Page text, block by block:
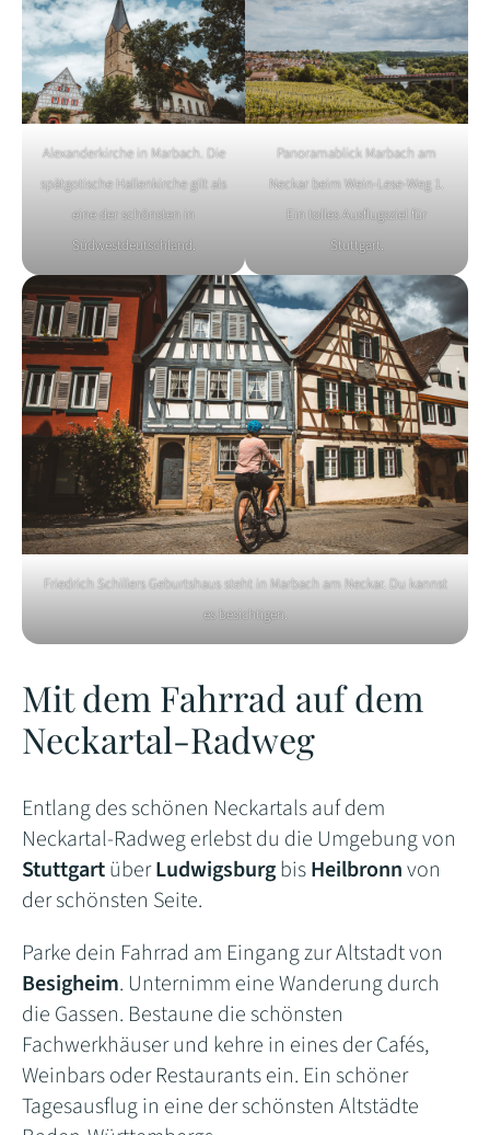
Alexanderkirche in Marbach. Die
spätgotische Hallenkirche gilt als
eine der schönsten in
Südwestdeutschland.
Panoramablick Marbach am
Neckar beim Wein-Lese-Weg 1.
Ein tolles Ausflugsziel für
Stuttgart.
Friedrich Schillers Geburtshaus steht in Marbach am Neckar. Du kannst
es besichtigen.
Mit dem Fahrrad auf dem
Neckartal-Radweg
Entlang des schönen Neckartals auf dem
Neckartal-Radweg erlebst du die Umgebung von
StuttgartüberLudwigsburgbisHeilbronnvon
der schönsten Seite.
Parke dein Fahrrad am Eingang zur Altstadt von
Besigheim. Unternimm eine Wanderung durch
die Gassen. Bestaune die schönsten
Fachwerkhäuser und kehre in eines der Cafés,
Weinbars oder Restaurants ein. Ein schöner
Tagesausflug in eine der schönsten Altstädte